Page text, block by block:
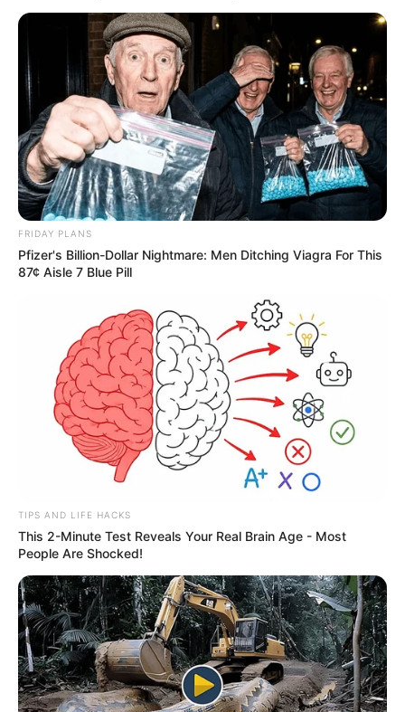
FRIDAY PLANS
Pfizer's Billion-Dollar Nightmare: Men Ditching Viagra For This
87¢ Aisle 7 Blue Pill
TIPS AND LIFE HACKS
This 2-Minute Test Reveals Your Real Brain Age - Most
People Are Shocked!